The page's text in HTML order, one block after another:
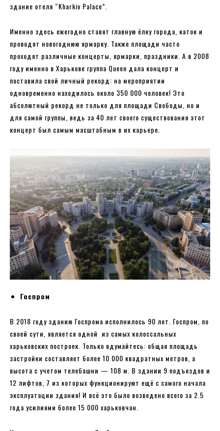
здание отеля “Kharkiv Palace”.
Именно здесь ежегодно ставят главную ёлку города, каток и
проводят новогоднюю ярмарку. Также площади часто
проходят различные концерты, ярмарки, праздники. А в 2008
году именно в Харькове группа Queen дала концерт и
поставила свой личный рекорд: на мероприятии
одновременно находилось около 350 000 человек! Это
абсолютный рекорд не только для площади Свободы, но и
для самой группы, ведь за 40 лет своего существования этот
концерт был самым масштабным в их карьере.
Госпром
В 2018 году зданию Госпрома исполнилось 90 лет. Госпром, по
своей сути, является одной из самых колоссальных
харьковских построек. Только вдумайтесь: общая площадь
застройки составляет более 10 000 квадратных метров, а
высота с учетом телебашни — 108 м. В здании 9 подъездов и
12 лифтов, 7 из которых функционируют ещё с самого начала
эксплуатации здания! И всё это было возведено всего за 2.5
года усилиями более 15 000 харьковчан.